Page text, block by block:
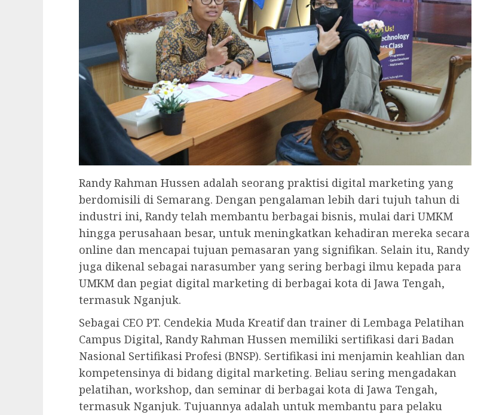
Randy Rahman Hussen adalah seorang praktisi digital marketing yang
berdomisili di Semarang. Dengan pengalaman lebih dari tujuh tahun di
industri ini, Randy telah membantu berbagai bisnis, mulai dari UMKM
hingga perusahaan besar, untuk meningkatkan kehadiran mereka secara
online dan mencapai tujuan pemasaran yang signifikan. Selain itu, Randy
juga dikenal sebagai narasumber yang sering berbagi ilmu kepada para
UMKM dan pegiat digital marketing di berbagai kota di Jawa Tengah,
termasuk Nganjuk.
Sebagai CEO PT. Cendekia Muda Kreatif dan trainer di Lembaga Pelatihan
Campus Digital, Randy Rahman Hussen memiliki sertifikasi dari Badan
Nasional Sertifikasi Profesi (BNSP). Sertifikasi ini menjamin keahlian dan
kompetensinya di bidang digital marketing. Beliau sering mengadakan
pelatihan, workshop, dan seminar di berbagai kota di Jawa Tengah,
termasuk Nganjuk. Tujuannya adalah untuk membantu para pelaku